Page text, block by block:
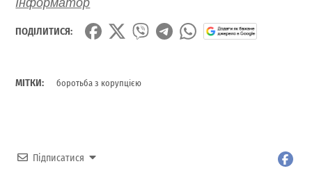
ПОДІЛИТИСЯ:
МІТКИ: боротьба з корупцією
Підписатися